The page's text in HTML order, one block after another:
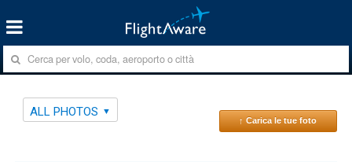
ALL PHOTOS
↑ Carica le tue foto